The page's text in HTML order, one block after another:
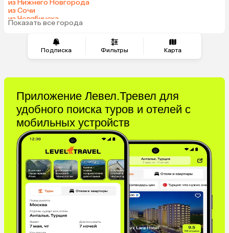
Подписка Фильтры Карта
Таджикистан
из Нижнего Новгорода
из Сочи
из Челябинска
из Тюмени
Показать все города
Приложение Левел.Тревел для
удобного поиска туров и отелей с
мобильных устройств